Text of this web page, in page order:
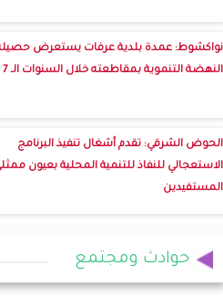
نواكشوط: عمدة بلدية عرفات يستعرض
النهضة التنموية بمقاطعته خلال السنوات الـ 7
الحوض الشرقي: تقدم أشغال تنفيذ البرنامج
الاستعجالي للنفاذ للتنمية المحلية بعيون
المستفيدين
حوادث ومجتمع